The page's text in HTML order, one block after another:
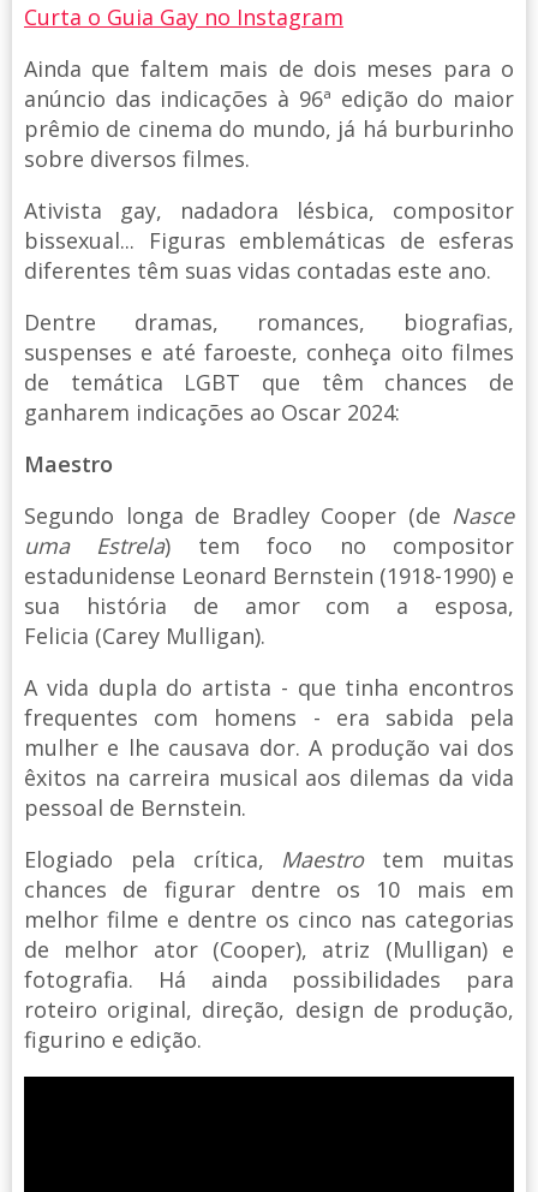
Curta o Guia Gay no Instagram
Ainda que faltem mais de dois meses para o
anúncio das indicações à 96ª edição do maior
prêmio de cinema do mundo, já há burburinho
sobre diversos filmes.
Ativista gay, nadadora lésbica, compositor
bissexual... Figuras emblemáticas de esferas
diferentes têm suas vidas contadas este ano.
Dentre dramas, romances, biografias,
suspenses e até faroeste, conheça oito filmes
de temática LGBT que têm chances de
ganharem indicações ao Oscar 2024:
Maestro
Segundo longa de Bradley Cooper (de Nasce
uma Estrela) tem foco no compositor
estadunidense Leonard Bernstein (1918-1990) e
sua história de amor com a esposa,
Felicia (Carey Mulligan).
A vida dupla do artista - que tinha encontros
frequentes com homens - era sabida pela
mulher e lhe causava dor. A produção vai dos
êxitos na carreira musical aos dilemas da vida
pessoal de Bernstein.
Elogiado pela crítica, Maestrotem muitas
chances de figurar dentre os 10 mais em
melhor filme e dentre os cinco nas categorias
de melhor ator (Cooper), atriz (Mulligan) e
fotografia. Há ainda possibilidades para
roteiro original, direção, design de produção,
figurino e edição.